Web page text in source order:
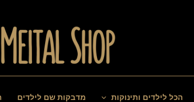
הכל לילדים ותינוקות מדבקות שם לילדים
כמות
קונוס